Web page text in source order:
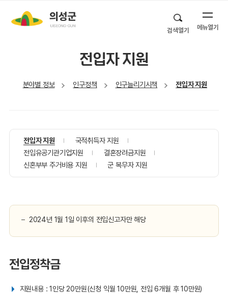
검색열기 메뉴열기
전입자 지원
분야별 정보 인구정책 인구늘리기시책 전입자 지원
전입자 지원
국적취득자 지원
전입유공기관기업지원
결혼장려금지원
신혼부부 주거비용 지원
군 복무자 지원
2024년 1월 1일 이후의 전입신고자만 해당
전입정착금
지원내용 : 1인당 20만원(신청 익월 10만원, 전입 6개월 후 10만원)